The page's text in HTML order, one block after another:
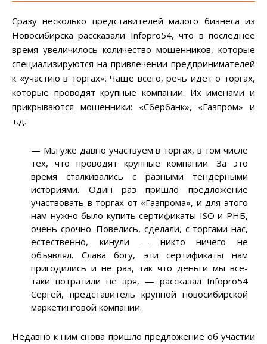
Сразу несколько представителей малого бизнеса из
Новосибирска рассказали Infopro54, что в последнее
время увеличилось количество мошенников, которые
специализируются на привлечении предпринимателей
к «участию в торгах». Чаще всего, речь идет о торгах,
которые проводят крупные компании. Их именами и
прикрываются мошенники: «Сбербанк», «Газпром» и
т.д.
— Мы уже давно участвуем в торгах, в том числе
тех, что проводят крупные компании. За это
время сталкивались с разными тендерными
историями. Один раз пришло предложение
участвовать в торгах от «Газпрома», и для этого
нам нужно было купить сертификаты ISO и РНБ,
очень срочно. Повелись, сделали, с торгами нас,
естественно, кинули — никто ничего не
объявлял. Слава богу, эти сертификаты нам
пригодились и не раз, так что деньги мы все-
таки потратили не зря, — рассказал Infopro54
Сергей, представитель крупной новосибирской
маркетинговой компании.
Недавно к ним снова пришло предложение об участии